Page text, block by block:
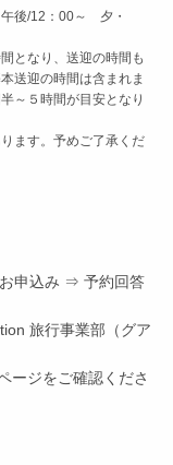
後/12：00～ 夕・
となり、送迎の時間も
送迎の時間は含まれま
～５時間が目安となり
ます。予めご了承くだ
申込み ⇒ 予約回答
旅行事業部（グア
ージをご確認くださ